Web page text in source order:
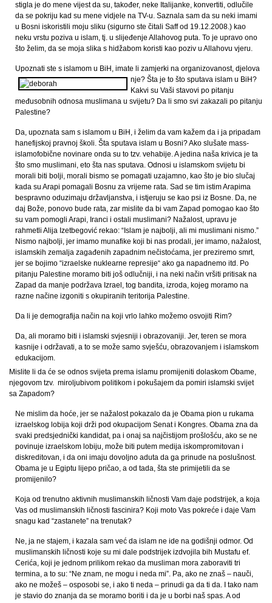
stigla je do mene vijest da su, također, neke Italijanke, konvertiti, odlučile
da se pokriju kad su mene vidjele na TV-u. Saznala sam da su neki imami
u Bosni iskoristili moju sliku (sigurno ste čitali Saff od 19.12.2008.) kao
neku vrstu poziva u islam, tj. u slijeđenje Allahovog puta. To je upravo ono
što želim, da se moja slika s hidžabom koristi kao poziv u Allahovu vjeru.
Upoznati ste s islamom u BiH, imate li zamjerki na organizovanost, djelova
nje? Šta je to što sputava islam u BiH?
Kakvi su Vaši stavovi po pitanju
međusobnih odnosa muslimana u svijetu? Da li smo svi zakazali po pitanju
Palestine?
Da, upoznata sam s islamom u BiH, i želim da vam kažem da i ja pripadam
hanefijskoj pravnoj školi. Šta sputava islam u Bosni? Ako slušate mass-
islamofobične novinare onda su to tzv. vehabije. A jedina naša krivica je ta
što smo muslimani, eto šta nas sputava. Odnosi u islamskom svijetu bi
morali biti bolji, morali bismo se pomagati uzajamno, kao što je bio slučaj
kada su Arapi pomagali Bosnu za vrijeme rata. Sad se tim istim Arapima
bespravno oduzimaju državljanstva, i istjeruju se kao psi iz Bosne. Da, ne
daj Bože, ponovo bude rata, zar mislite da bi vam Zapad pomogao kao što
su vam pomogli Arapi, Iranci i ostali muslimani? Nažalost, upravu je
rahmetli Alija Izetbegović rekao: “Islam je najbolji, ali mi muslimani nismo.”
Nismo najbolji, jer imamo munafike koji bi nas prodali, jer imamo, nažalost,
islamskih zemalja zagađenih zapadnim nečistoćama, jer preziremo smrt,
jer se bojimo “izraelske nuklearne represije“ ako ga napadnemo itd. Po
pitanju Palestine moramo biti još odlučniji, i na neki način vršiti pritisak na
Zapad da manje podržava Izrael, tog bandita, izroda, kojeg moramo na
razne načine izgoniti s okupiranih teritorija Palestine.
Da li je demografija način na koji vrlo lahko možemo osvojiti Rim?
Da, ali moramo biti i islamski svjesniji i obrazovaniji. Jer, teren se mora
kasnije i održavati, a to se može samo svješću, obrazovanjem i islamskom
edukacijom.
Mislite li da će se odnos svijeta prema islamu promijeniti dolaskom Obame,
njegovom tzv. miroljubivom politikom i pokušajem da pomiri islamski svijet
sa Zapadom?
Ne mislim da hoće, jer se nažalost pokazalo da je Obama pion u rukama
izraelskog lobija koji drži pod okupacijom Senat i Kongres. Obama zna da
svaki predsjednički kandidat, pa i onaj sa najčistijom prošlošću, ako se ne
povinuje izraelskom lobiju, može biti putem medija iskompromitovan i
diskreditovan, i da oni imaju dovoljno aduta da ga prinude na poslušnost.
Obama je u Egiptu lijepo pričao, a od tada, šta ste primijetili da se
promijenilo?
Koja od trenutno aktivnih muslimanskih ličnosti Vam daje podstrijek, a koja
Vas od muslimanskih ličnosti fascinira? Koji moto Vas pokreće i daje Vam
snagu kad “zastanete” na trenutak?
Ne, ja ne stajem, i kazala sam već da islam ne ide na godišnji odmor. Od
muslimanskih ličnosti koje su mi dale podstrijek izdvojila bih Mustafu ef.
Cerića, koji je jednom prilikom rekao da musliman mora zaboraviti tri
termina, a to su: “Ne znam, ne mogu i neda mi”. Pa, ako ne znaš – nauči,
ako ne možeš – osposobi se, i ako ti neda – prinudi ga da ti da. I tako nam
je stavio do znanja da se moramo boriti i da je u borbi naš spas. A od